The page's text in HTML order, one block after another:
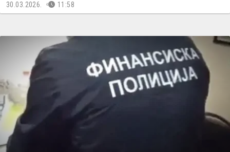
30.03.2026. 11:58